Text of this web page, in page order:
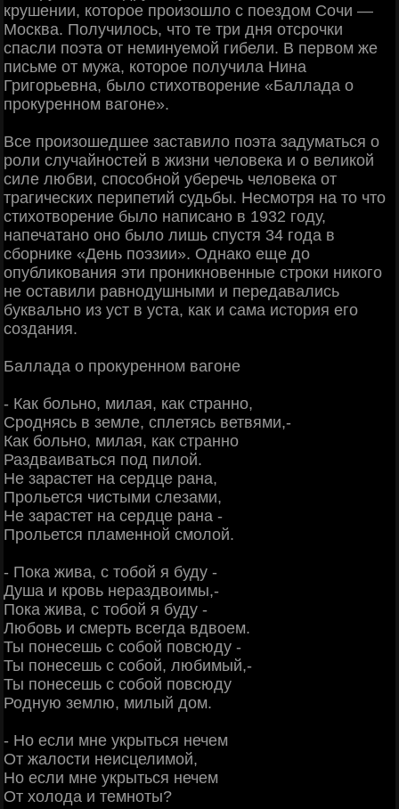
крушении, которое произошло с поездом Сочи —
Москва. Получилось, что те три дня отсрочки
спасли поэта от неминуемой гибели. В первом же
письме от мужа, которое получила Нина
Григорьевна, было стихотворение «Баллада о
прокуренном вагоне».
Все произошедшее заставило поэта задуматься о
роли случайностей в жизни человека и о великой
силе любви, способной уберечь человека от
трагических перипетий судьбы. Несмотря на то что
стихотворение было написано в 1932 году,
напечатано оно было лишь спустя 34 года в
сборнике «День поэзии». Однако еще до
опубликования эти проникновенные строки никого
не оставили равнодушными и передавались
буквально из уст в уста, как и сама история его
создания.
Баллада о прокуренном вагоне
- Как больно, милая, как странно,
Сроднясь в земле, сплетясь ветвями,-
Как больно, милая, как странно
Раздваиваться под пилой.
Не зарастет на сердце рана,
Прольется чистыми слезами,
Не зарастет на сердце рана -
Прольется пламенной смолой.
- Пока жива, с тобой я буду -
Душа и кровь нераздвоимы,-
Пока жива, с тобой я буду -
Любовь и смерть всегда вдвоем.
Ты понесешь с собой повсюду -
Ты понесешь с собой, любимый,-
Ты понесешь с собой повсюду
Родную землю, милый дом.
- Но если мне укрыться нечем
От жалости неисцелимой,
Но если мне укрыться нечем
От холода и темноты?